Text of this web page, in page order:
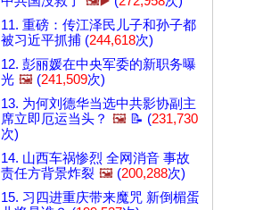
11. 重磅：传江泽民儿子和孙子都
被习近平抓捕 (244,618次)
12. 彭丽媛在中央军委的新职务曝
光 🖼️ (241,509次)
13. 为何刘德华当选中共影协副主
席立即厄运当头？ 🖼️ 📝 (231,730
次)
14. 山西车祸惨烈 全网消音 事故
责任方背景炸裂 🖼️ (200,288次)
15. 习四进重庆带来魔咒 新倒楣蛋